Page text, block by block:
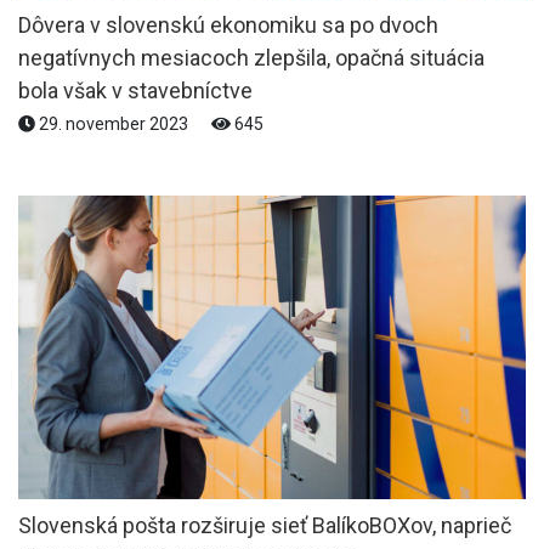
Dôvera v slovenskú ekonomiku sa po dvoch
negatívnych mesiacoch zlepšila, opačná situácia
bola však v stavebníctve
29. november 2023 645
Slovenská pošta rozširuje sieť BalíkoBOXov, naprieč